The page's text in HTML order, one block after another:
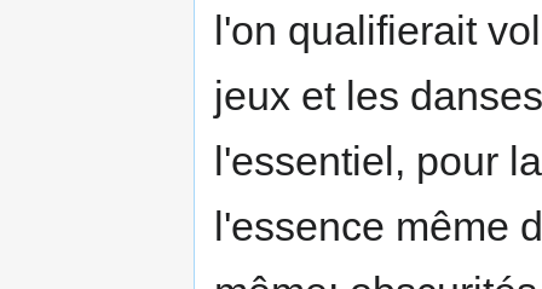
l'on qualifierait
jeux et les
l'essentiel, pour
l'essence même